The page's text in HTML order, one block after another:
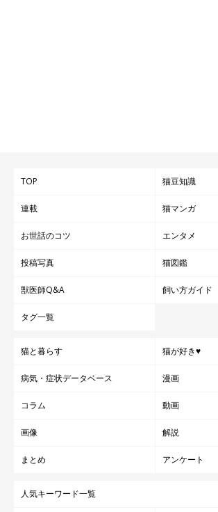
TOP 猫豆知識
連載 猫マンガ
お世話のコツ エンタメ
投稿写真 猫図鑑
獣医師Q&A 飼い方ガイド
タグ一覧
猫と暮らす 猫が好き♥
病気・症状データベース 漫画
コラム 動画
画像 解説
まとめ アンケート
人気キーワード一覧